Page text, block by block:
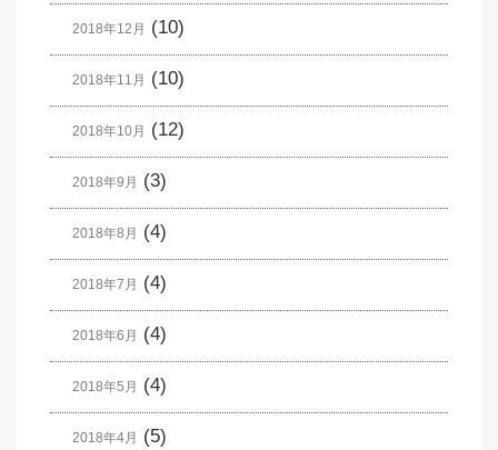
2018年12月 (10)
2018年11月 (10)
2018年10月 (12)
2018年9月 (3)
2018年8月 (4)
2018年7月 (4)
2018年6月 (4)
2018年5月 (4)
2018年4月 (5)